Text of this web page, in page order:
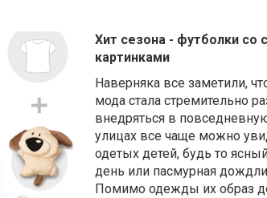
Хит сезона - футболки со
картинками
Наверняка все заметили,
мода стала стремительно
внедряться в
улицах все чаще можно
одетых детей, будь то
день или пасмурная
Помимо одежды их образ